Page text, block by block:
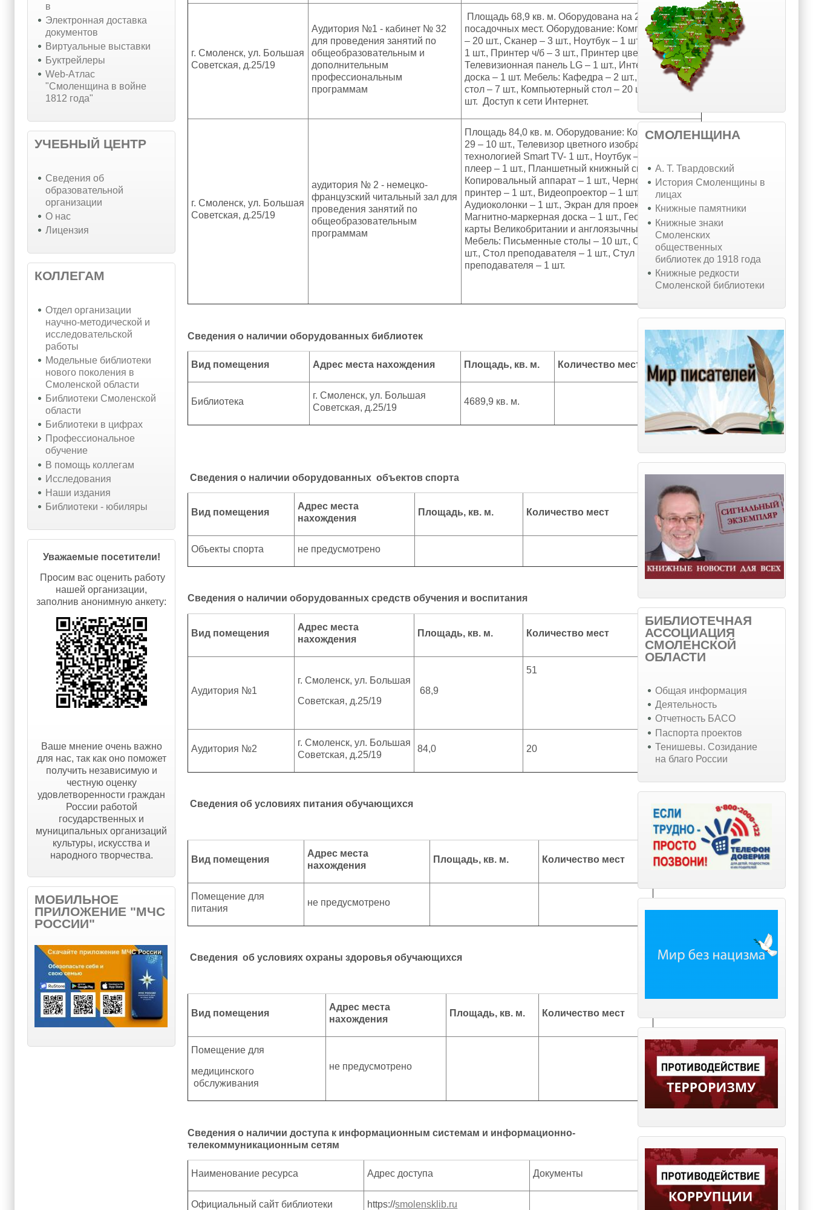
в
Электронная доставка
документов
Виртуальные выставки
Буктрейлеры
Web-Атлас
"Смоленщина в войне
1812 года"
УЧЕБНЫЙ ЦЕНТР
Cведения об
образовательной
организации
О нас
Лицензия
КОЛЛЕГАМ
Отдел организации
научно-методической и
исследовательской
работы
Модельные библиотеки
нового поколения в
Смоленской области
Библиотеки Смоленской
области
Библиотеки в цифрах
Профессиональное
обучение
В помощь коллегам
Исследования
Наши издания
Библиотеки - юбиляры
Уважаемые посетители!
Просим вас оценить работу
нашей организации,
заполнив анонимную анкету:
Ваше мнение очень важно
для нас, так как оно поможет
получить независимую и
честную оценку
удовлетворенности граждан
России работой
государственных и
муниципальных организаций
культуры, искусства и
народного творчества.
МОБИЛЬНОЕ
ПРИЛОЖЕНИЕ "МЧС
РОССИИ"
г. Смоленск, ул. Большая
Советская, д.25/19
Аудитория №1 - кабинет № 32
для проведения занятий по
общеобразовательным и
дополнительным
профессиональным
программам
Площадь 68,9 кв. м. Оборудована на 20
посадочных мест. Оборудование: Компьютер LG-29
– 20 шт., Сканер – 3 шт., Ноутбук – 1 шт., Проектор –
1 шт., Принтер ч/б – 3 шт., Принтер цветной – 1 шт.,
Телевизионная панель LG – 1 шт., Интерактивная
доска – 1 шт. Мебель: Кафедра – 2 шт., Учебный
стол – 7 шт., Компьютерный стол – 20 шт., Стул – 51
шт. Доступ к сети Интернет.
г. Смоленск, ул. Большая
Советская, д.25/19
аудитория № 2 - немецко-
французский читальный зал для
проведения занятий по
общеобразовательным
программам
Площадь 84,0 кв. м. Оборудование: Компьютер LG-
29 – 10 шт., Телевизор цветного изображения с
технологией Smart TV- 1 шт., Ноутбук – 1 шт., DVD
плеер – 1 шт., Планшетный книжный сканер – 1 шт.,
Копировальный аппарат – 1 шт., Черно-белый
принтер – 1 шт., Видеопроектор – 1 шт.,
Аудиоколонки – 1 шт., Экран для проектора – 1 шт.,
Магнитно-маркерная доска – 1 шт., Географические
карты Великобритании и англоязычных стран.
Мебель: Письменные столы – 10 шт., Стулья – 20
шт., Стол преподавателя – 1 шт., Стул
преподавателя – 1 шт.
Сведения о наличии оборудованных библиотек
Вид помещения Адрес места нахождения Площадь, кв. м. Количество мест
Библиотека
г. Смоленск, ул. Большая
Советская, д.25/19
4689,9 кв. м.
Сведения о наличии оборудованных объектов спорта
Вид помещения
Адрес места
нахождения
Площадь, кв. м. Количество мест
Объекты спорта не предусмотрено
Сведения о наличии оборудованных средств обучения и воспитания
Вид помещения
Адрес места
нахождения
Площадь, кв. м. Количество мест
Аудитория №1
г. Смоленск, ул. Большая
Советская, д.25/19
68,9
51
Аудитория №2
г. Смоленск, ул. Большая
Советская, д.25/19
84,0 20
Сведения об условиях питания обучающихся
Вид помещения
Адрес места
нахождения
Площадь, кв. м. Количество мест
Помещение для
питания
не предусмотрено
Сведения об условиях охраны здоровья обучающихся
Вид помещения
Адрес места
нахождения
Площадь, кв. м. Количество мест
Помещение для
медицинского
обслуживания
не предусмотрено
Сведения о наличии доступа к информационным системам и информационно-
телекоммуникационным сетям
Наименование ресурса Адрес доступа Документы
Официальный сайт библиотеки https://smolensklib.ru
СМОЛЕНЩИНА
А. Т. Твардовский
История Смоленщины в
лицах
Книжные памятники
Книжные знаки
Смоленских
общественных
библиотек до 1918 года
Книжные редкости
Смоленской библиотеки
БИБЛИОТЕЧНАЯ
АССОЦИАЦИЯ
СМОЛЕНСКОЙ
ОБЛАСТИ
Общая информация
Деятельность
Отчетность БАСО
Паспорта проектов
Тенишевы. Созидание
на благо России